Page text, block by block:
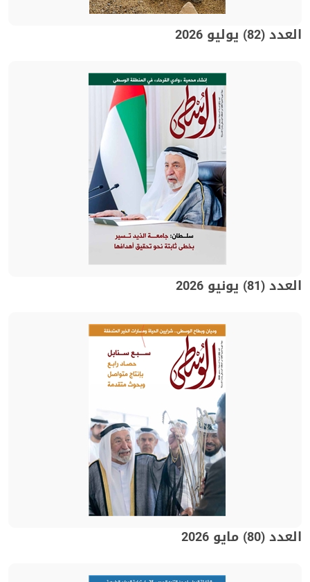
العدد (82) يوليو 2026
العدد (81) يونيو 2026
العدد (80) مايو 2026